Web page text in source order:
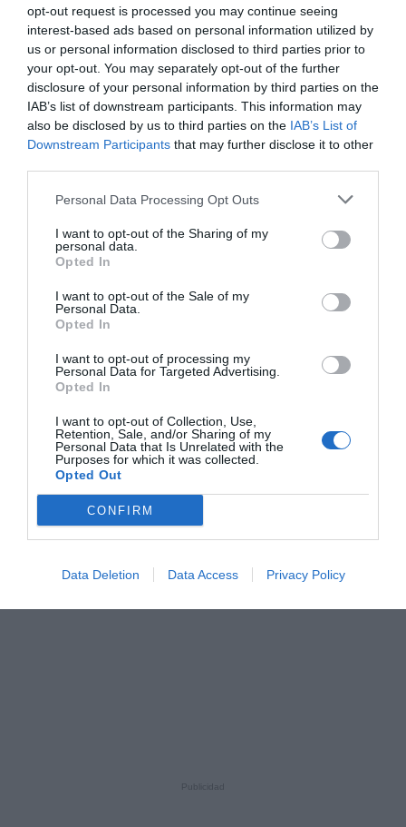
opt-out request is processed you may continue seeing
interest-based ads based on personal information utilized by
us or personal information disclosed to third parties prior to
your opt-out. You may separately opt-out of the further
disclosure of your personal information by third parties on the
IAB’s list of downstream participants. This information may
also be disclosed by us to third parties on the IAB’s List of
Downstream Participants that may further disclose it to other
Personal Data Processing Opt Outs
I want to opt-out of the Sharing of my
personal data.
Opted In
I want to opt-out of the Sale of my
Personal Data.
Opted In
I want to opt-out of processing my
Personal Data for Targeted Advertising.
Opted In
I want to opt-out of Collection, Use,
Retention, Sale, and/or Sharing of my
Personal Data that Is Unrelated with the
Purposes for which it was collected.
Opted Out
CONFIRM
Data Deletion Data Access Privacy Policy